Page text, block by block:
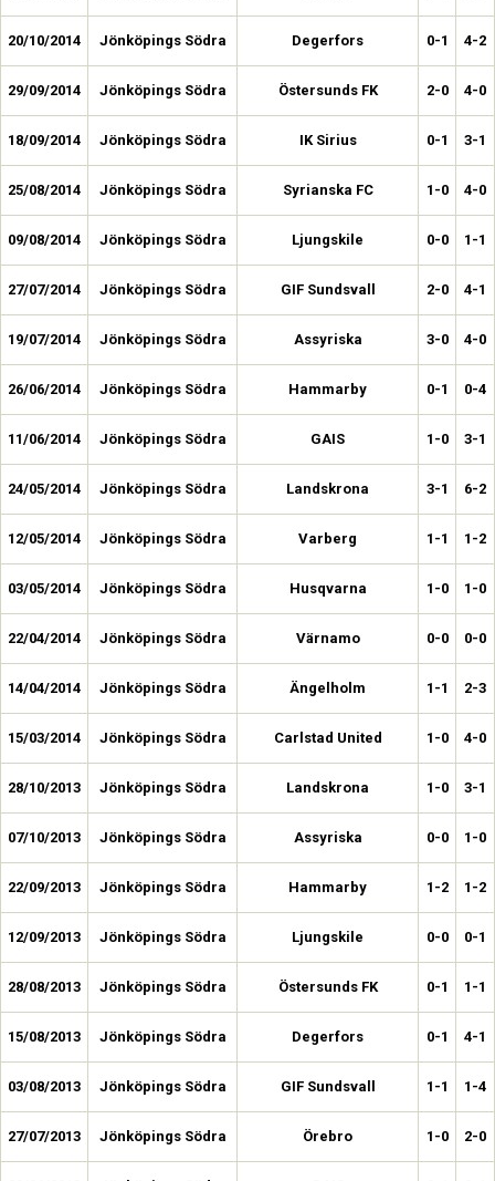
20/10/2014 Jönköpings Södra Degerfors 0-1 4-2
29/09/2014 Jönköpings Södra Östersunds FK 2-0 4-0
18/09/2014 Jönköpings Södra IK Sirius 0-1 3-1
25/08/2014 Jönköpings Södra Syrianska FC 1-0 4-0
09/08/2014 Jönköpings Södra Ljungskile 0-0 1-1
27/07/2014 Jönköpings Södra GIF Sundsvall 2-0 4-1
19/07/2014 Jönköpings Södra Assyriska 3-0 4-0
26/06/2014 Jönköpings Södra Hammarby 0-1 0-4
11/06/2014 Jönköpings Södra GAIS 1-0 3-1
24/05/2014 Jönköpings Södra Landskrona 3-1 6-2
12/05/2014 Jönköpings Södra Varberg 1-1 1-2
03/05/2014 Jönköpings Södra Husqvarna 1-0 1-0
22/04/2014 Jönköpings Södra Värnamo 0-0 0-0
14/04/2014 Jönköpings Södra Ängelholm 1-1 2-3
15/03/2014 Jönköpings Södra Carlstad United 1-0 4-0
28/10/2013 Jönköpings Södra Landskrona 1-0 3-1
07/10/2013 Jönköpings Södra Assyriska 0-0 1-0
22/09/2013 Jönköpings Södra Hammarby 1-2 1-2
12/09/2013 Jönköpings Södra Ljungskile 0-0 0-1
28/08/2013 Jönköpings Södra Östersunds FK 0-1 1-1
15/08/2013 Jönköpings Södra Degerfors 0-1 4-1
03/08/2013 Jönköpings Södra GIF Sundsvall 1-1 1-4
27/07/2013 Jönköpings Södra Örebro 1-0 2-0